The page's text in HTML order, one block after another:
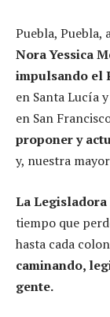
Puebla, Puebla,
Nora Yessica
impulsando el
en Santa Lucía
en San
proponer y
y, nuestra
La
tiempo que
hasta cada
caminando,
gente.